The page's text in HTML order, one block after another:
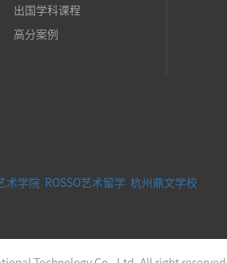
出国学科课程
高分案例
术学院 ROSSO艺术留学 杭州鼎文学校